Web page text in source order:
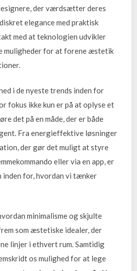
der værdsætter deres
elegance med praktisk
med at teknologien udvikler
muligheder for at forene æstetik
i de nyeste trends inden for
fokus ikke kun er på at oplyse et
det på en måde, der er både
Fra energieffektive løsninger
der gør det muligt at styre
eller via en app, er
inden for, hvordan vi tænker
minimalisme og skjulte
som æstetiske idealer, der
linjer i ethvert rum. Samtidig
os mulighed for at lege